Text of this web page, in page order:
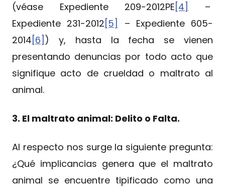
(véase Expediente 209-2012PE [4]
–
Expediente 231-2012 [5]
– Expediente 605-
2014 [6] ) y, hasta la fecha se vienen
presentando denuncias por todo acto que
signifique acto de crueldad o maltrato al
animal.
3. El maltrato animal: Delito o Falta.
Al respecto nos surge la siguiente pregunta:
¿Qué implicancias genera que el maltrato
animal se encuentre tipificado como una